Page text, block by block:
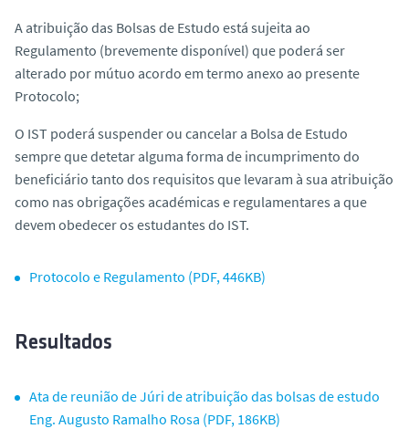
A atribuição das Bolsas de Estudo está sujeita ao
Regulamento (brevemente disponível) que poderá ser
alterado por mútuo acordo em termo anexo ao presente
Protocolo;
O IST poderá suspender ou cancelar a Bolsa de Estudo
sempre que detetar alguma forma de incumprimento do
beneficiário tanto dos requisitos que levaram à sua atribuição
como nas obrigações académicas e regulamentares a que
devem obedecer os estudantes do IST.
Protocolo e Regulamento (PDF, 446KB)
Resultados
Ata de reunião de Júri de atribuição das bolsas de estudo
Eng. Augusto Ramalho Rosa (PDF, 186KB)